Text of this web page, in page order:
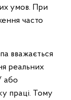
умов. При
часто
вважається
реальних
або
праці. Тому